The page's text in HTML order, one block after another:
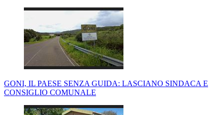
GONI, IL PAESE SENZA GUIDA: LASCIANO SINDACA E
CONSIGLIO COMUNALE